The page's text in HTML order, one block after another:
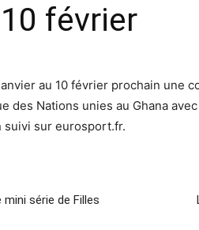
février
au 10 février prochain une
des Nations unies au Ghana
suivi sur eurosport.fr.
mini série de Filles